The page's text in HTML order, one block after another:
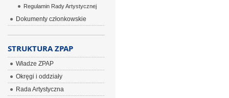
Regulamin Rady Artystycznej
Dokumenty członkowskie
STRUKTURA ZPAP
Władze ZPAP
Okręgi i oddziały
Rada Artystyczna